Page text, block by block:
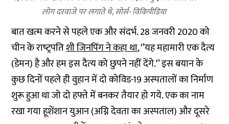
लोग दरवाजे पर लगाते थे, सोर्स- विकिपीडिया
बात खत्‍म करने से पहले एक और संदर्भ. 28 जनवरी 2020 को
चीन के राष्‍ट्रपतिशी जिनपिंग ने कहा था, ‘’यह महामारी एक दैत्‍य
(डेमन) है और हम इस दैत्‍य को छुपने नहीं देंगे.‘’ इस बयान के
कुछ दिनों पहले ही वुहान में दो कोविड-19 अस्‍पतालों का निर्माण
शुरू हुआ था जो दो हफ्ते में बनकर तैयार हो गये. एक का नाम
रखा गया हूशेंशान युआन (अग्नि देवता का अस्‍पताल) और दूसरे